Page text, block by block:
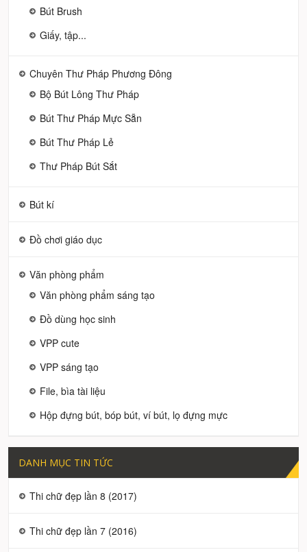
Bút Brush
Giấy, tập...
Chuyên Thư Pháp Phương Đông
Bộ Bút Lông Thư Pháp
Bút Thư Pháp Mực Sẵn
Bút Thư Pháp Lẻ
Thư Pháp Bút Sắt
Bút kí
Đồ chơi giáo dục
Văn phòng phẩm
Văn phòng phẩm sáng tạo
Đồ dùng học sinh
VPP cute
VPP sáng tạo
File, bìa tài liệu
Hộp đựng bút, bóp bút, ví bút, lọ đựng mực
DANH MỤC TIN TỨC
Thi chữ đẹp lần 8 (2017)
Thi chữ đẹp lần 7 (2016)